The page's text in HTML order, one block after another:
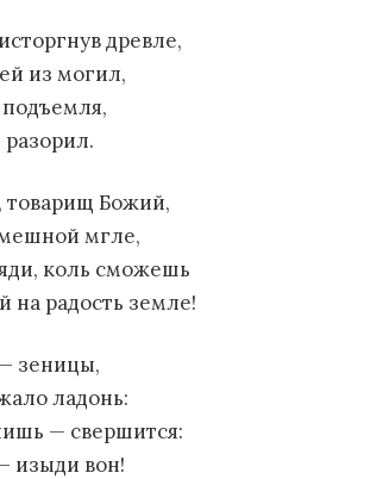
древле,
из могил,
разорил.
товарищ Божий,
мгле,
коль сможешь
радость земле!
зеницы,
ладонь:
— свершится:
изыди вон!